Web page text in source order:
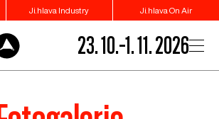
Ji.hlava Industry Ji.hlava On Air
23. 10.–1. 11. 2026